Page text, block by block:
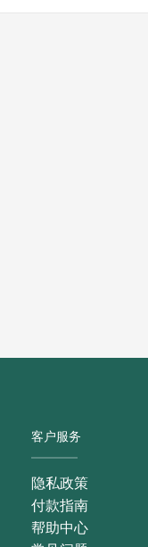
客户服务
隐私政策
付款指南
帮助中心